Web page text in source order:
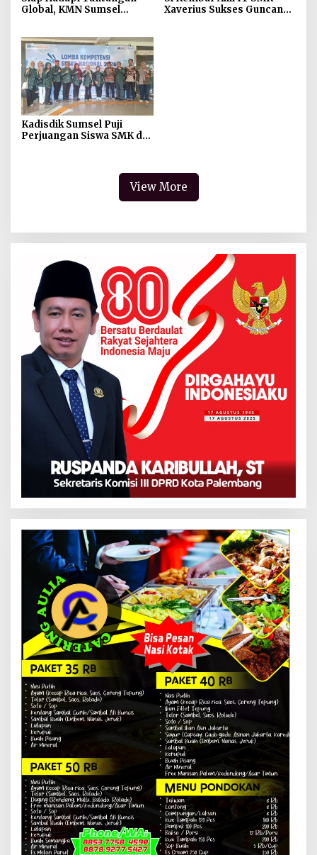
Global, KMN Sumsel
Xaverius Sukses Guncang
Kadisdik Sumsel Puji
Perjuangan Siswa SMK di
View More